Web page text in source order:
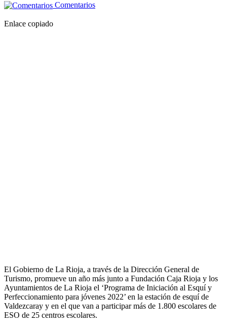
Comentarios
Enlace copiado
El Gobierno de La Rioja, a través de la Dirección General de
Turismo, promueve un año más junto a Fundación Caja Rioja y los
Ayuntamientos de La Rioja el ‘Programa de Iniciación al Esquí y
Perfeccionamiento para jóvenes 2022’ en la estación de esquí de
Valdezcaray y en el que van a participar más de 1.800 escolares de
ESO de 25 centros escolares.